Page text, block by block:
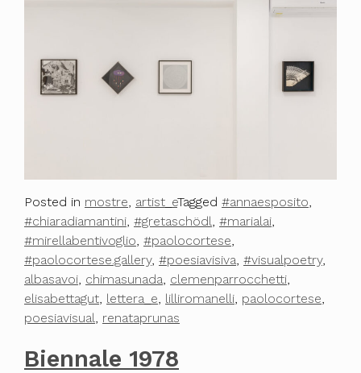
Posted in mostre artist_eTagged #annaesposito
#chiaradiamantini #gretaschödl #marialai
#mirellabentivoglio #paolocortese
#paolocortese.gallery, #poesiavisiva #visualpoetry,
albasavoi chimasunada clemenparrocchetti
elisabettagut lettera_e lilliromanelli paolocortese
poesiavisual
renataprunas
Biennale 1978